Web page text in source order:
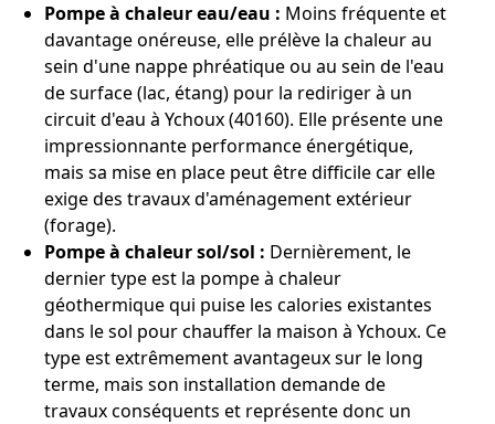
Pompe à chaleur eau/eau : Moins fréquente et
davantage onéreuse, elle prélève la chaleur au
sein d'une nappe phréatique ou au sein de l'eau
de surface (lac, étang) pour la rediriger à un
circuit d'eau à Ychoux (40160). Elle présente une
impressionnante performance énergétique,
mais sa mise en place peut être difficile car elle
exige des travaux d'aménagement extérieur
(forage).
Pompe à chaleur sol/sol : Dernièrement, le
dernier type est la pompe à chaleur
géothermique qui puise les calories existantes
dans le sol pour chauffer la maison à Ychoux. Ce
type est extrêmement avantageux sur le long
terme, mais son installation demande de
travaux conséquents et représente donc un